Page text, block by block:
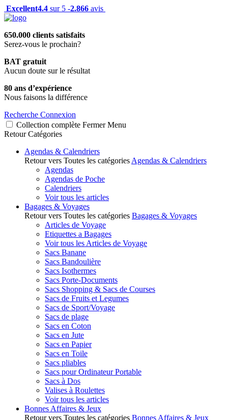
Excellent4.4 sur 5 -2.866 avis
650.000 clients satisfaits
Serez-vous le prochain?
BAT gratuit
Aucun doute sur le résultat
80 ans d’expérience
Nous faisons la différence
Recherche Connexion
Collection complète Fermer Menu
Retour Catégories
Agendas & Calendriers
Retour vers Toutes les catégories Agendas & Calendriers
Agendas
Agendas de Poche
Calendriers
Voir tous les articles
Bagages & Voyages
Retour vers Toutes les catégories Bagages & Voyages
Articles de Voyage
Etiquettes a Bagages
Voir tous les Articles de Voyage
Sacs Banane
Sacs Bandoulière
Sacs Isothermes
Sacs Porte-Documents
Sacs Shopping & Sacs de Courses
Sacs de Fruits et Legumes
Sacs de Sport/Voyage
Sacs de plage
Sacs en Coton
Sacs en Jute
Sacs en Papier
Sacs en Toile
Sacs pliables
Sacs pour Ordinateur Portable
Sacs à Dos
Valises à Roulettes
Voir tous les articles
Bonnes Affaires & Jeux
Retour vers Toutes les catégories Bonnes Affaires & Jeux